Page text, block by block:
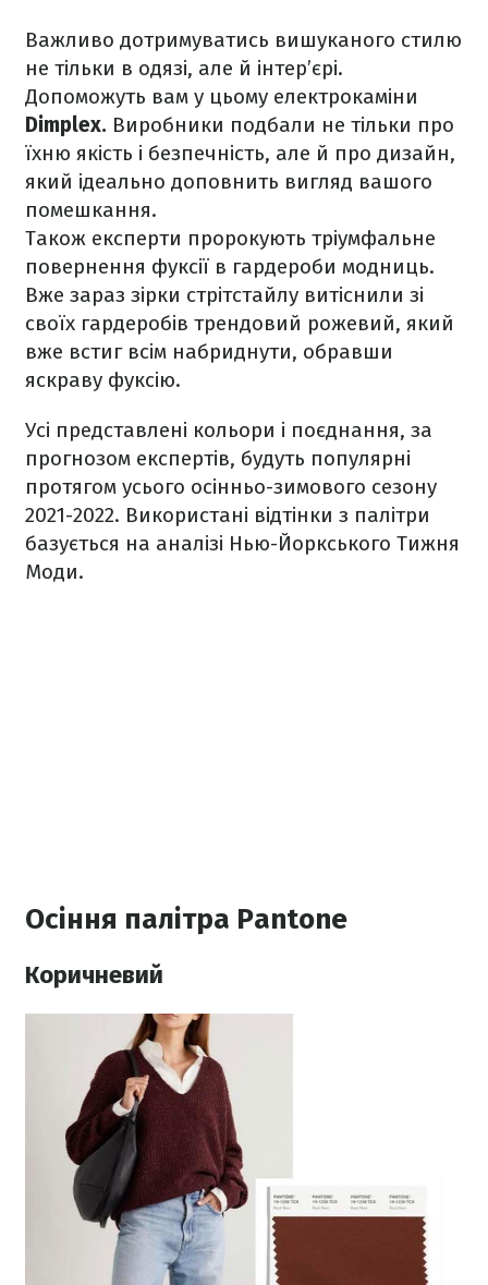
Важливо дотримуватись вишуканого стилю
не тільки в одязі, але й інтер’єрі.
Допоможуть вам у цьому електрокаміни
Dimplex. Виробники подбали не тільки про
їхню якість і безпечність, але й про дизайн,
який ідеально доповнить вигляд вашого
помешкання.
Також експерти пророкують тріумфальне
повернення фуксії в гардероби модниць.
Вже зараз зірки стрітстайлу витіснили зі
своїх гардеробів трендовий рожевий, який
вже встиг всім набриднути, обравши
яскраву фуксію.
Усі представлені кольори і поєднання, за
прогнозом експертів, будуть популярні
протягом усього осінньо-зимового сезону
2021-2022. Використані відтінки з палітри
базується на аналізі Нью-Йоркського Тижня
Моди.
Осіння палітра Pantone
Коричневий